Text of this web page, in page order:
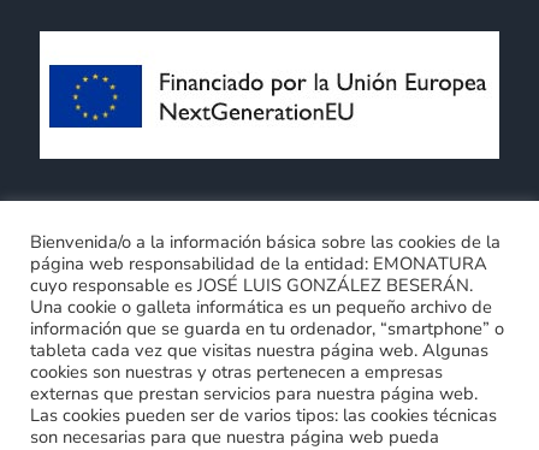
Términos y Condiciones generales
Política de privacidad
Política de cookies
Compromiso con la protección de datos personales
0
Bienvenida/o a la información básica sobre las cookies de la
página web responsabilidad de la entidad: EMONATURA
cuyo responsable es JOSÉ LUIS GONZÁLEZ BESERÁN.
Una cookie o galleta informática es un pequeño archivo de
información que se guarda en tu ordenador, “smartphone” o
tableta cada vez que visitas nuestra página web. Algunas
cookies son nuestras y otras pertenecen a empresas
externas que prestan servicios para nuestra página web.
Las cookies pueden ser de varios tipos: las cookies técnicas
son necesarias para que nuestra página web pueda